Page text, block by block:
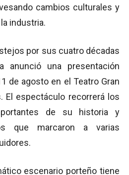
cambios culturales y
industria.
por sus cuatro décadas
anunció una presentación
de agosto en el Teatro Gran
El espectáculo recorrerá los
de su historia y
que marcaron a varias
escenario porteño tiene